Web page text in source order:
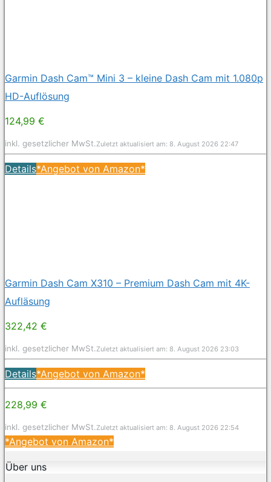
Garmin Dash Cam™ Mini 3 – kleine Dash Cam mit 1.080p
HD-Auflösung
124,99 €
inkl. gesetzlicher MwSt.Zuletzt aktualisiert am: 8. August 2026 22:47
Details*Angebot von Amazon*
Garmin Dash Cam X310 – Premium Dash Cam mit 4K-
Aufläsung
322,42 €
inkl. gesetzlicher MwSt.Zuletzt aktualisiert am: 8. August 2026 23:03
Details*Angebot von Amazon*
228,99 €
inkl. gesetzlicher MwSt.Zuletzt aktualisiert am: 8. August 2026 22:54
*Angebot von Amazon*
Über uns